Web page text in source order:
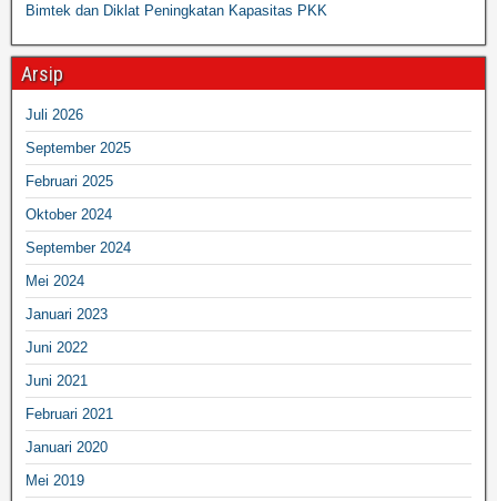
Bimtek dan Diklat Peningkatan Kapasitas PKK
Arsip
Juli 2026
September 2025
Februari 2025
Oktober 2024
September 2024
Mei 2024
Januari 2023
Juni 2022
Juni 2021
Februari 2021
Januari 2020
Mei 2019